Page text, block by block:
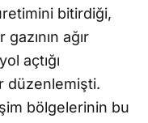
bitirdiği,
ağır
açtığı
düzenlemişti.
bölgelerinin bu